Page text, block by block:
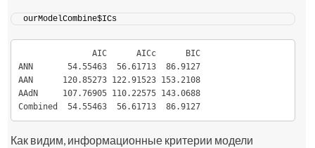
ourModelCombine$ICs
               AIC      AICc      BIC
ANN       54.55463  56.61713  86.9127
AAN      120.85273 122.91523 153.2108
AAdN     107.76905 110.22575 143.0688
Combined  54.55463  56.61713  86.9127
Как видим, информационные критерии модели